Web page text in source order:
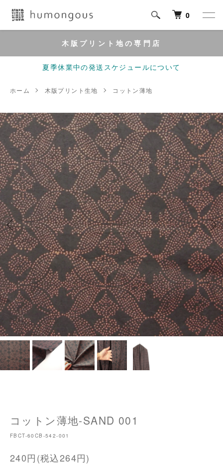
0
木版プリント地の専門店
夏季休業中の発送スケジュールについて
ホーム 木版プリント生地 コットン薄地
コットン薄地-SAND 001
FBCT-60CB-542-001
240円(税込264円)